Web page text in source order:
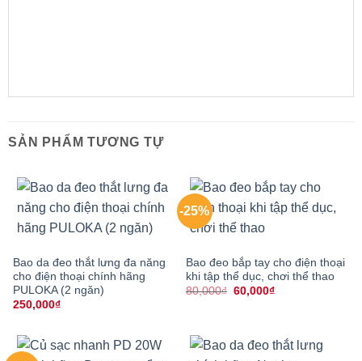
SẢN PHẨM TƯƠNG TỰ
Bao da đeo thắt lưng đa năng
cho điện thoại chính hãng
PULOKA (2 ngăn)
250,000₫
-25%
Bao đeo bắp tay cho điện thoại
khi tập thể dục, chơi thể thao
80,000₫ Giá
60,000₫Giá